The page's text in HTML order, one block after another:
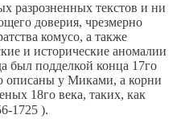
разрозненных текстов и ни
доверия, чрезмерно
комусо, а также
и исторические аномалии
был подделкой конца 17го
описаны у Миками, а корни
18го века, таких, как
1725 ).